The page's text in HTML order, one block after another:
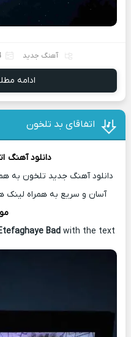
آهنگ جدید 4
ادامه
اتفاقای بد تلخون
دانلود آهنگ
دانلود آهنگ جدید تلخون به
آسان و سریع به همراه
Bad with the text